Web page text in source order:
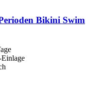
Bikini Swim